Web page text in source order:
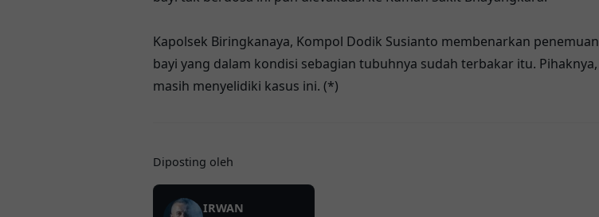
Kapolsek Biringkanaya, Kompol Dodik Susianto membenarkan penemuan
bayi yang dalam kondisi sebagian tubuhnya sudah terbakar itu. Pihaknya,
masih menyelidiki kasus ini. (*)
Diposting oleh
IRWAN